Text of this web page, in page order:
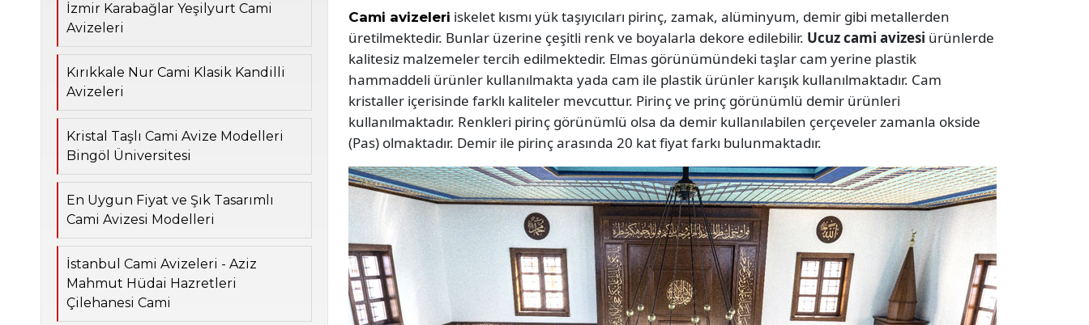
İzmir Karabağlar Yeşilyurt Cami
Avizeleri
Kırıkkale Nur Cami Klasik Kandilli
Avizeleri
Kristal Taşlı Cami Avize Modelleri
Bingöl Üniversitesi
En Uygun Fiyat ve Şık Tasarımlı
Cami Avizesi Modelleri
İstanbul Cami Avizeleri - Aziz
Mahmut Hüdai Hazretleri
Çilehanesi Cami
Cami avizeleri iskelet kısmı yük taşıyıcıları pirinç, zamak, alüminyum, demir gibi metallerden
üretilmektedir. Bunlar üzerine çeşitli renk ve boyalarla dekore edilebilir. Ucuz cami avizesi ürünlerde
kalitesiz malzemeler tercih edilmektedir. Elmas görünümündeki taşlar cam yerine plastik
hammaddeli ürünler kullanılmakta yada cam ile plastik ürünler karışık kullanılmaktadır. Cam
kristaller içerisinde farklı kaliteler mevcuttur. Pirinç ve prinç görünümlü demir ürünleri
kullanılmaktadır. Renkleri pirinç görünümlü olsa da demir kullanılabilen çerçeveler zamanla okside
(Pas) olmaktadır. Demir ile pirinç arasında 20 kat fiyat farkı bulunmaktadır.